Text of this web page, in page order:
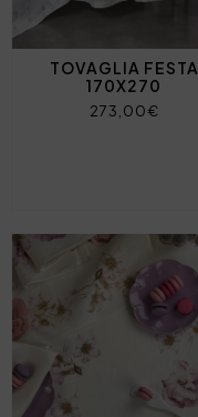
TOVAGLIA FESTA
170X270
273,00€